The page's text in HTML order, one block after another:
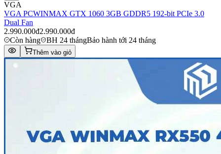
VGA
VGA PCWINMAX GTX 1060 3GB GDDR5 192-bit PCIe 3.0
Dual Fan
2.990.000đ2.990.000đ
Còn hàng
BH 24 thángBảo hành tới 24 tháng
Thêm vào giỏ